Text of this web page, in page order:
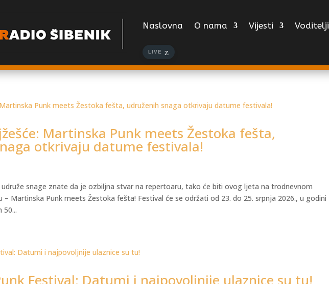
Naslovna O nama Vijesti Voditelji
LIVE
Martinska Punk meets Žestoka fešta,
otkrivaju datume festivala!
udruže snage znate da je ozbiljna stvar na repertoaru, tako će biti ovog ljeta na trodnevnom
Martinska Punk meets Žestoka fešta! Festival će se održati od 23. do 25. srpnja 2026., u godini
50...
Festival: Datumi i najpovoljnije ulaznice su tu!